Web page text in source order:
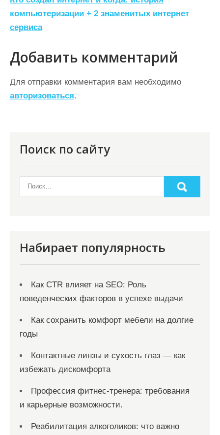
и
г
ц
я
п
компьютеризации + 2 знаменитых интернет
сервиса
Добавить комментарий
Для отправки комментария вам необходимо
авторизоваться.
Поиск по сайту
Набирает популярность
Как CTR влияет на SEO: Роль
поведенческих факторов в успехе выдачи
Как сохранить комфорт мебели на долгие
годы
Контактные линзы и сухость глаз — как
избежать дискомфорта
Профессия фитнес-тренера: требования
и карьерные возможности.
Реабилитация алкоголиков: что важно